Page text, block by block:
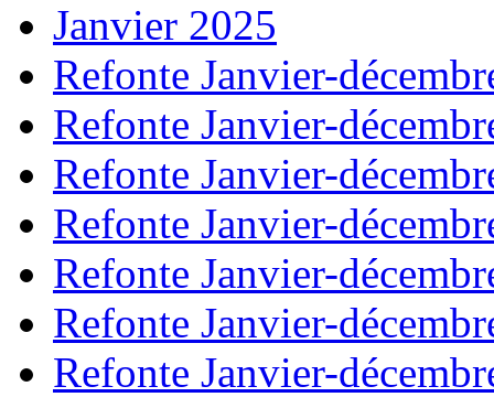
Janvier 2025
Refonte Janvier-
Refonte Janvier-
Refonte Janvier-
Refonte Janvier-
Refonte Janvier-
Refonte Janvier-
Refonte Janvier-